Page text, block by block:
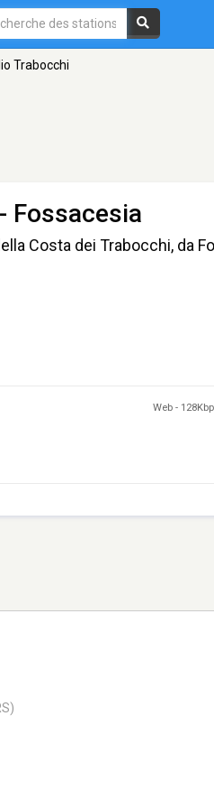
Trabocchi
- Fossacesia
Costa dei Trabocchi, da
Web -